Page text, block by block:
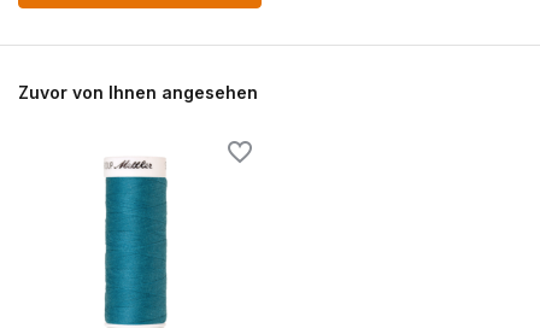
Zuvor von Ihnen angesehen